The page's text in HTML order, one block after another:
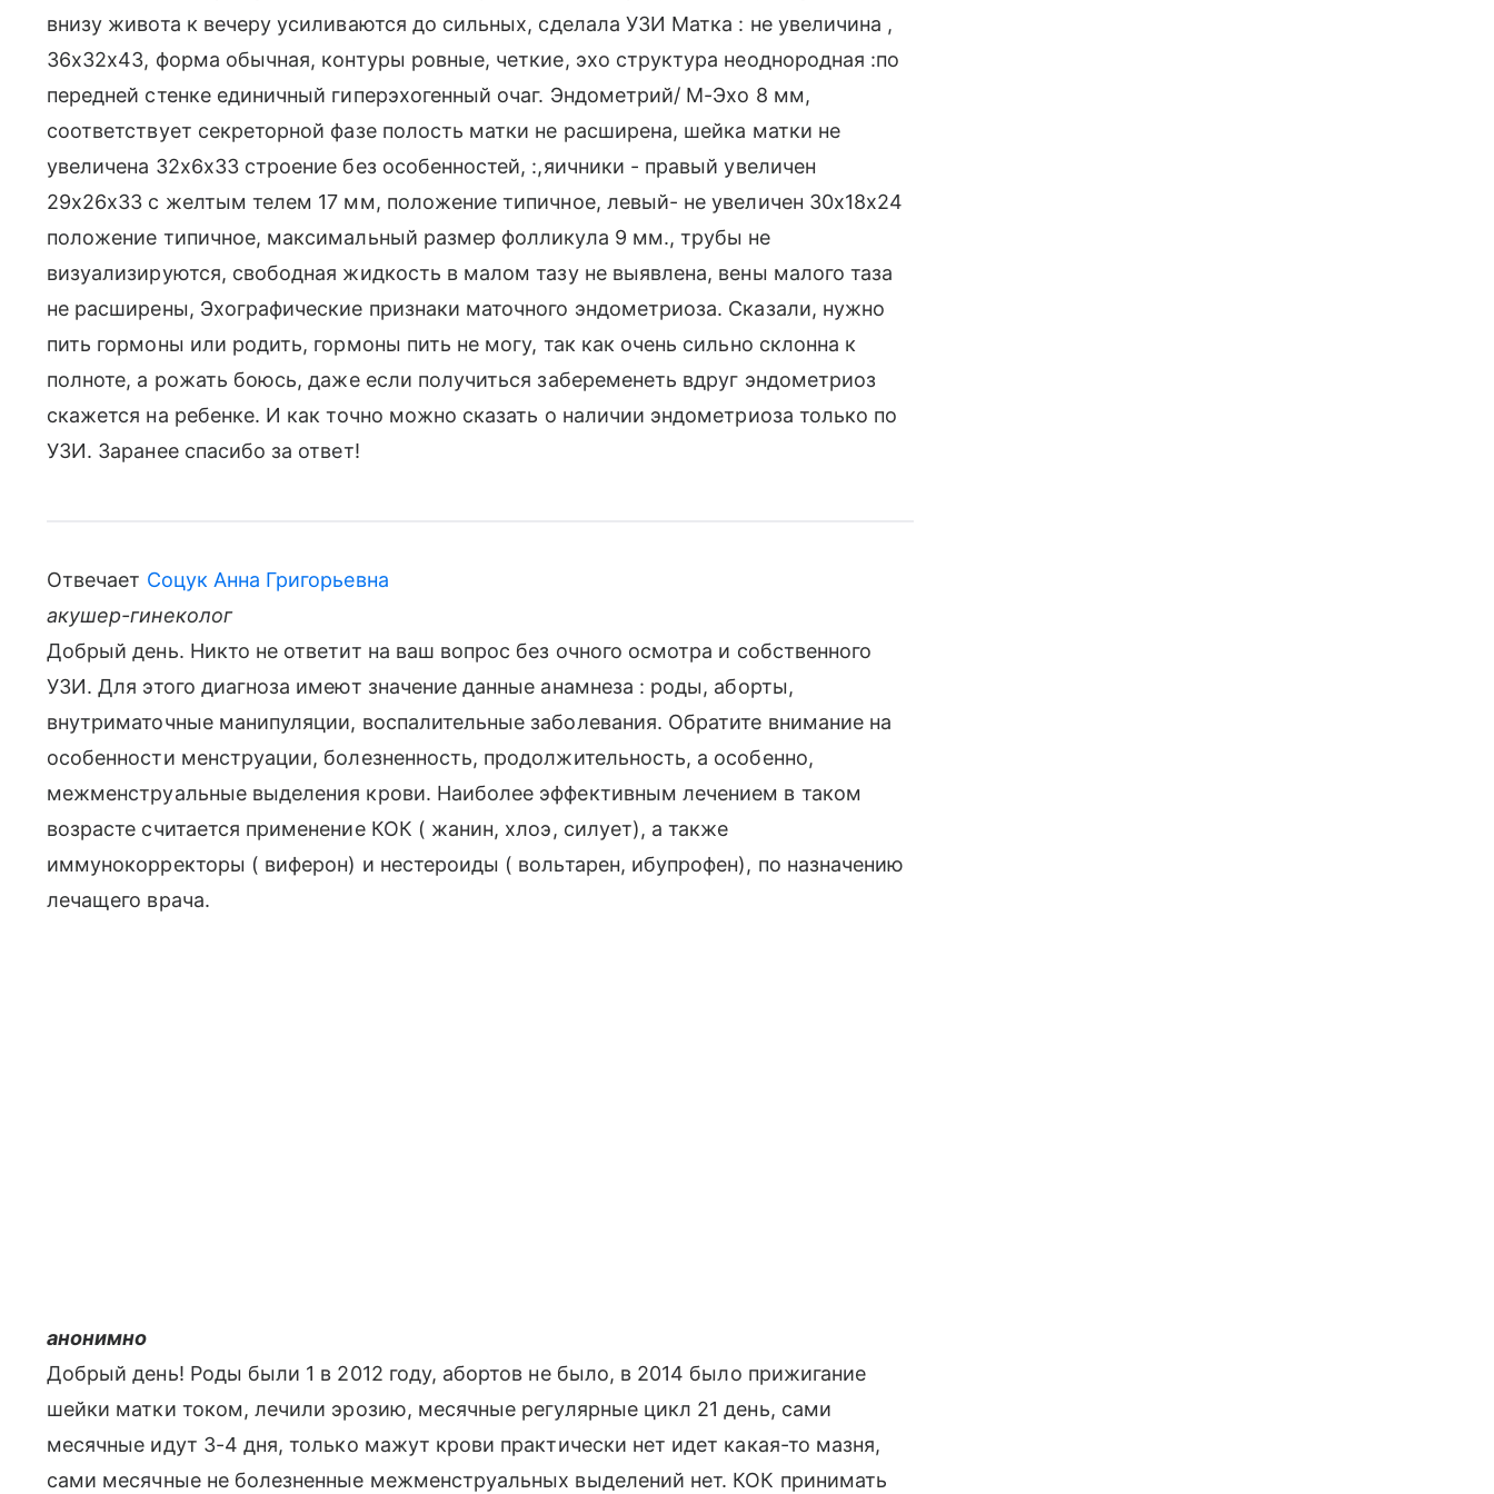
внизу живота к вечеру усиливаются до сильных, сделала УЗИ Матка : не увеличина ,
36х32х43, форма обычная, контуры ровные, четкие, эхо структура неоднородная :по
передней стенке единичный гиперэхогенный очаг. Эндометрий/ М-Эхо 8 мм,
соответствует секреторной фазе полость матки не расширена, шейка матки не
увеличена 32х6х33 строение без особенностей, :,яичники - правый увеличен
29х26х33 с желтым телем 17 мм, положение типичное, левый- не увеличен 30х18х24
положение типичное, максимальный размер фолликула 9 мм., трубы не
визуализируются, свободная жидкость в малом тазу не выявлена, вены малого таза
не расширены, Эхографические признаки маточного эндометриоза. Сказали, нужно
пить гормоны или родить, гормоны пить не могу, так как очень сильно склонна к
полноте, а рожать боюсь, даже если получиться забеременеть вдруг эндометриоз
скажется на ребенке. И как точно можно сказать о наличии эндометриоза только по
УЗИ. Заранее спасибо за ответ!
Отвечает Соцук Анна Григорьевна
акушер-гинеколог
Добрый день. Никто не ответит на ваш вопрос без очного осмотра и собственного
УЗИ. Для этого диагноза имеют значение данные анамнеза : роды, аборты,
внутриматочные манипуляции, воспалительные заболевания. Обратите внимание на
особенности менструации, болезненность, продолжительность, а особенно,
межменструальные выделения крови. Наиболее эффективным лечением в таком
возрасте считается применение КОК ( жанин, хлоэ, силует), а также
иммунокорректоры ( виферон) и нестероиды ( вольтарен, ибупрофен), по назначению
лечащего врача.
анонимно
Добрый день! Роды были 1 в 2012 году, абортов не было, в 2014 было прижигание
шейки матки током, лечили эрозию, месячные регулярные цикл 21 день, сами
месячные идут 3-4 дня, только мажут крови практически нет идет какая-то мазня,
сами месячные не болезненные межменструальных выделений нет. КОК принимать